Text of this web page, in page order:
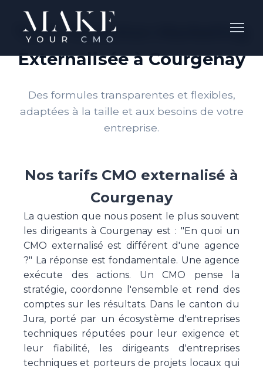
Tarifs Direction Marketing
Externalisée à Courgenay
Des formules transparentes et flexibles,
adaptées à la taille et aux besoins de votre
entreprise.
Nos tarifs CMO externalisé à
Courgenay
La question que nous posent le plus souvent
les dirigeants à Courgenay est : "En quoi un
CMO externalisé est différent d'une agence
?" La réponse est fondamentale. Une agence
exécute des actions. Un CMO pense la
stratégie, coordonne l'ensemble et rend des
comptes sur les résultats. Dans le canton du
Jura, porté par un écosystème d'entreprises
techniques réputées pour leur exigence et
leur fiabilité, les dirigeants d'entreprises
techniques et porteurs de projets locaux qui